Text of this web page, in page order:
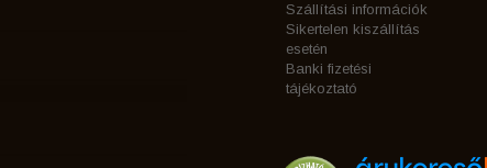
Szállítási információk
Sikertelen kiszállítás
esetén
Banki fizetési
tájékoztató